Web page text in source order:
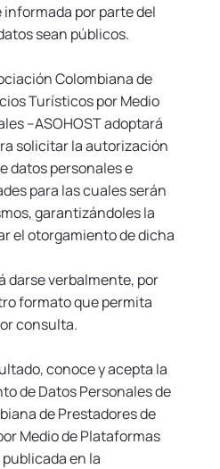
por parte del
sean públicos.
Colombiana de
Turísticos por Medio
–ASOHOST adoptará
solicitar la autorización
datos personales e
para las cuales serán
garantizándoles la
el otorgamiento de dicha
darse verbalmente, por
formato que permita
consulta.
conoce y acepta la
de Datos Personales de
de Prestadores de
Medio de Plataformas
en la